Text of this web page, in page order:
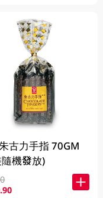
古力手指 70GM
機發放)
.90